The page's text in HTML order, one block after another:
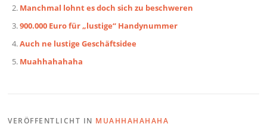
Manchmal lohnt es doch sich zu beschweren
900.000 Euro für „lustige“ Handynummer
Auch ne lustige Geschäftsidee
Muahhahahaha
VERÖFFENTLICHT IN MUAHHAHAHAHA